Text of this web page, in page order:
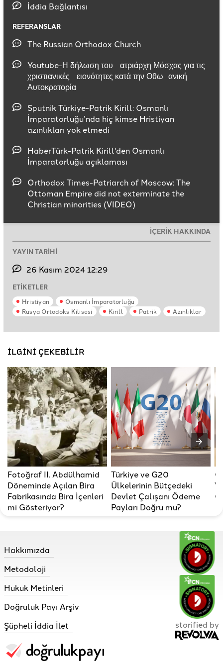
İddia Bağlantısı
REFERANSLAR
The Russian Orthodox Church
Youtube-Η δήλωση του πατριάρχη Μόσχας για τις
χριστιανικές μειονότητες κατά την Οθωμανική
Αυτοκρατορία
Sputnik Türkiye-Patrik Kirill: Osmanlı
İmparatorluğu’nda hiç kimse Hristiyan
azınlıkları yok etmedi
HaberTürk-Patrik Kirill'den Osmanlı
İmparatorluğu açıklaması
Orthodox Times-Patriarch of Moscow: The
Ottoman Empire did not exterminate the
Christian minorities (VIDEO)
İÇERİK HAKKINDA
YAYIN TARİHİ
26 Kasım 2024 12:29
ETİKETLER
Hristiyan
Osmanlı İmparatorluğu
Rusya Ortodoks Kilisesi
Kirill Patrik Azınlıklar
İLGİNİ ÇEKEBİLİR
Fotoğraf II. Abdülhamid
Döneminde Açılan Bira
Fabrikasında Bira İçenleri
mi Gösteriyor?
Türkiye ve G20
Ülkelerinin Bütçedeki
Devlet Çalışanı Ödeme
Payları Doğru mu?
Hakkımızda
Metodoloji
Hukuk Metinleri
Doğruluk Payı Arşiv
Şüpheli İddia İlet
storified by